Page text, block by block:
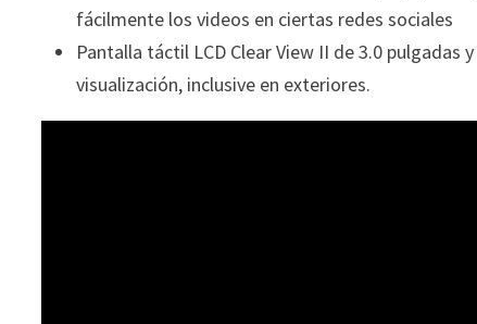
fácilmente los videos en ciertas redes sociales
Pantalla táctil LCD Clear View II de 3.0
visualización, inclusive en exteriores.